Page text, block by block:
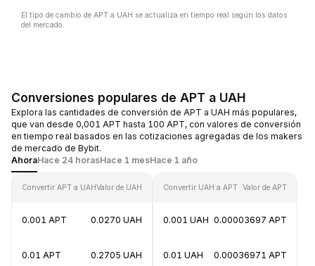
El tipo de cambio de APT a UAH se actualiza en tiempo real según los datos
del mercado.
Conversiones populares de APT a UAH
Explora las cantidades de conversión de APT a UAH más populares,
que van desde 0,001 APT hasta 100 APT, con valores de conversión
en tiempo real basados en las cotizaciones agregadas de los makers
de mercado de Bybit.
AhoraHace 24 horasHace 1 mesHace 1 año
Convertir APT a UAHValor de UAH
0.001 APT 0.0270 UAH
0.01 APT 0.2705 UAH
Convertir UAH a APT Valor de APT
0.001 UAH 0.00003697 APT
0.01 UAH 0.00036971 APT